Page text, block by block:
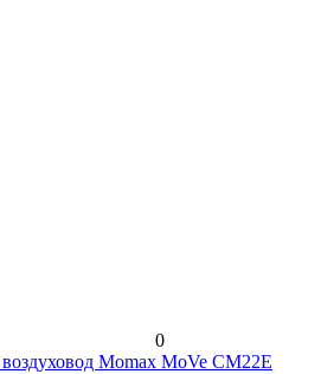
0
Momax MoVe CM22E